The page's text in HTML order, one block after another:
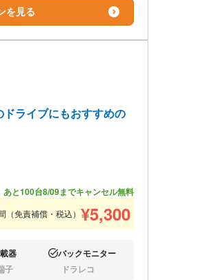
を見る
ライブにもおすすめの
あと100台8/09までキャンセル無料
（免責補償・税込） ¥5,300
器 あり:バックモニター
子 なし:ドラレコ